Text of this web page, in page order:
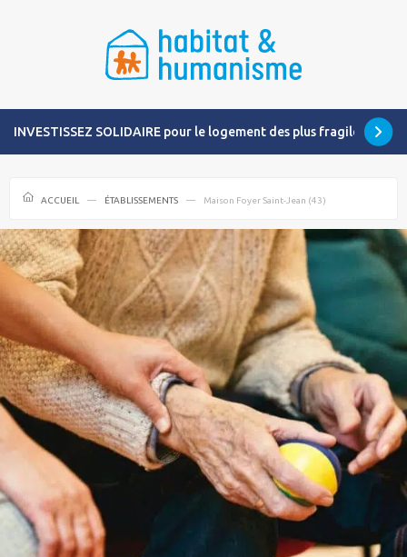
INVESTISSEZ SOLIDAIRE pour le logement des plus fragiles
ACCUEIL ÉTABLISSEMENTS Maison Foyer Saint-Jean (43)